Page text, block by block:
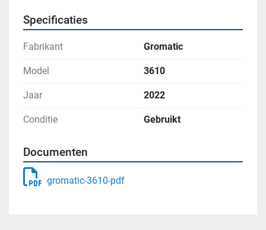
Afmetingen: 2180 x 970 x 1250 mm
Gewicht: 1500 kg
klauwplaat, mulltifix snelwisselhouder, meedraaiend
center, boorhouder, trillingdempers, boeken
Specificaties
Fabrikant Gromatic
Model 3610
Jaar 2022
Conditie Gebruikt
Documenten
gromatic-3610-pdf